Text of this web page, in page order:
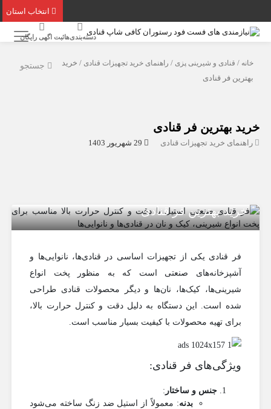
انتخاب استان
دسته‌بندی‌هاثبت اگهی رایگان
جستجو خانه/قنادی و شیرینی پزی/راهنمای خرید تجهیزات قنادی/ خرید
بهترین فر قنادی
خرید بهترین فر قنادی
راهنمای خرید تجهیزات قنادی 29 شهریور 1403
خرید بهترین فر قنادی
فر قنادی یکی از تجهیزات اساسی در قنادی‌ها، نانوایی‌ها و
آشپزخانه‌های صنعتی است که به منظور پخت انواع
شیرینی‌ها، کیک‌ها، نان‌ها و دیگر محصولات قنادی طراحی
شده است. این دستگاه به دلیل دقت و کنترل حرارت بالا،
برای تهیه محصولات با کیفیت بسیار مناسب است.
ویژگی‌های فر قنادی:
جنس و ساختار:
بدنه: معمولاً از استیل ضد زنگ ساخته می‌شود